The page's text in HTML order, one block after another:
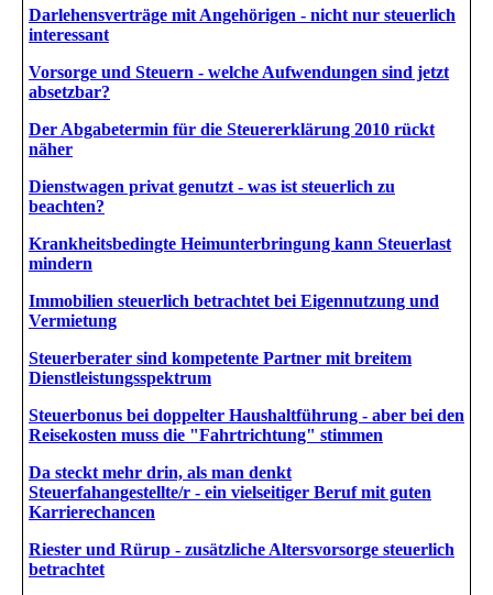
Darlehensverträge mit Angehörigen - nicht nur steuerlich
interessant
Vorsorge und Steuern - welche Aufwendungen sind jetzt
absetzbar?
Der Abgabetermin für die Steuererklärung 2010 rückt
näher
Dienstwagen privat genutzt - was ist steuerlich zu
beachten?
Krankheitsbedingte Heimunterbringung kann Steuerlast
mindern
Immobilien steuerlich betrachtet bei Eigennutzung und
Vermietung
Steuerberater sind kompetente Partner mit breitem
Dienstleistungsspektrum
Steuerbonus bei doppelter Haushaltführung - aber bei den
Reisekosten muss die "Fahrtrichtung" stimmen
Da steckt mehr drin, als man denkt
Steuerfahangestellte/r - ein vielseitiger Beruf mit guten
Karrierechancen
Riester und Rürup - zusätzliche Altersvorsorge steuerlich
betrachtet